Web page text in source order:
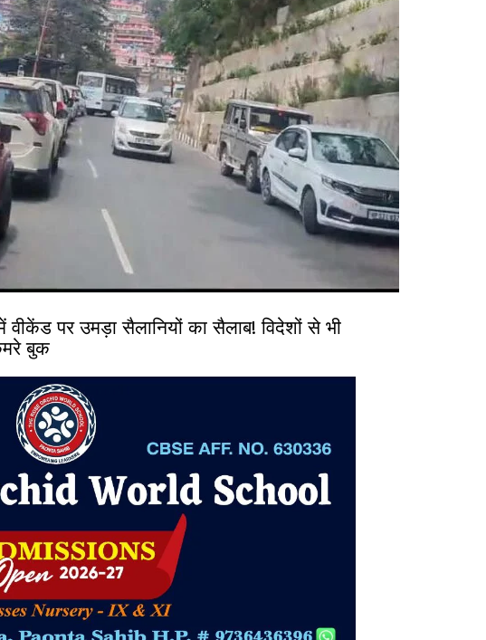
पर उमड़ा सैलानियों का सैलाब! विदेशों से भी
बुक